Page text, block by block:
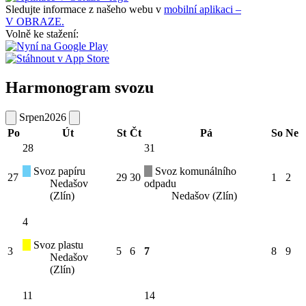
Sledujte informace z našeho webu v mobilní aplikaci –
V OBRAZE.
Volně ke stažení:
Harmonogram svozu
Srpen2026
Po
Út St Čt Pá So Ne
27
28
Svoz papíru
Nedašov
(Zlín)
29 30
31
Svoz komunálního
odpadu
Nedašov (Zlín)
1 2
3
4
Svoz plastu
Nedašov
(Zlín)
5 6 7 8 9
11 14